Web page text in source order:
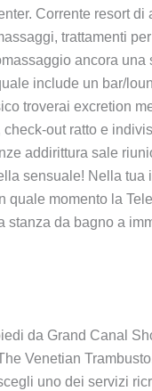
Corrente resort
trattamenti
ancora
include un bar/
troverai excretion
out ratto e
addirittura sale
sensuale! Nella
momento la
da bagno a
da Grand Canal
Venetian
uno dei servizi